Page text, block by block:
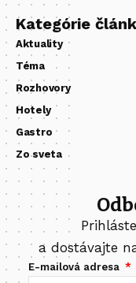
Kategórie
Aktuality
Téma
Rozhovory
Hotely
Gastro
Zo sveta
a dostávajte
E-mailová adresa